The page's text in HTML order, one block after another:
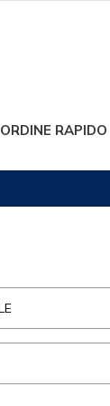
ORDINE RAPIDO